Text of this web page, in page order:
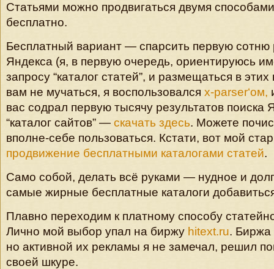
Статьями можно продвигаться двумя
бесплатно.
Бесплатный вариант — спарсить первую сотню
Яндекса (я, в первую очередь, ориентируюсь
запросу “каталог статей”, и размещаться в
вам не мучаться, я воспользовался x-parser‘ом,
вас содрал первую тысячу результатов поиска
“каталог сайтов” — скачать здесь. Можете
вполне-себе пользоваться. Кстати, вот мой
продвижение бесплатными каталогами статей.
Само собой, делать всё руками — нудное и
самые жирные бесплатные каталоги
Плавно переходим к платному способу
Лично мой выбор упал на биржу hitext.ru. Биржа
но активной их рекламы я не замечал, решил
своей шкуре.